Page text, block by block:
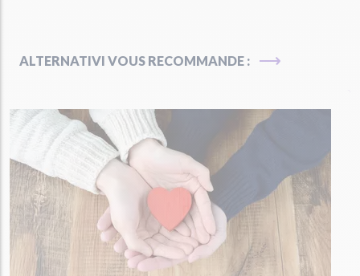
ALTERNATIVI VOUS RECOMMANDE :